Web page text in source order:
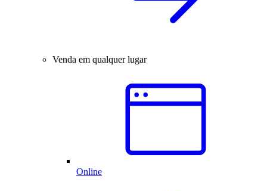
Venda em qualquer lugar
Online